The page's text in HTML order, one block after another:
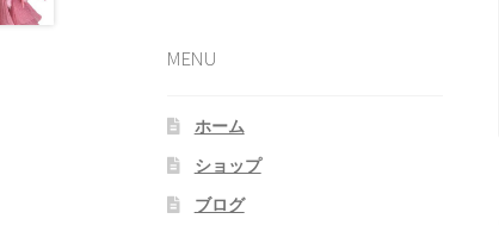
MENU
ホーム
ショップ
ブログ